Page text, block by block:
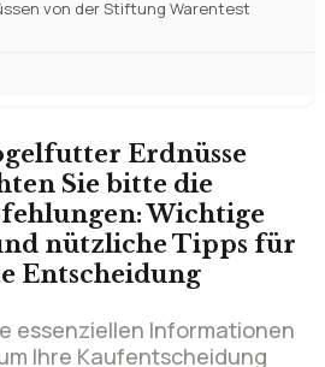
Erdnüsse
Sie bitte die
Wichtige
Entscheidung
essenziellen Informationen
Ihre Kaufentscheidung
zu erleichtern.